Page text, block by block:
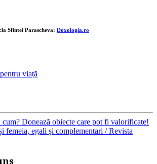
Sfintei Parascheva: Doxologia.ro
viață
Donează obiecte care pot fi valorificate!
femeia, egali și complementari / Revista